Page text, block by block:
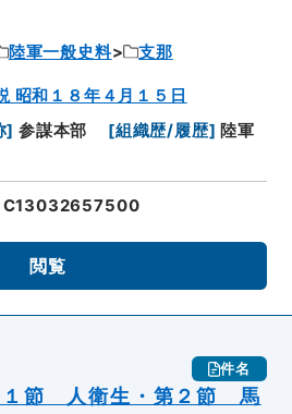
陸軍一般史料
支那
昭和１８年４月１５日
] 参謀本部 [組織歴/履歴] 陸軍
C13032657500
閲覧
件名
節 人衛生・第２節 馬